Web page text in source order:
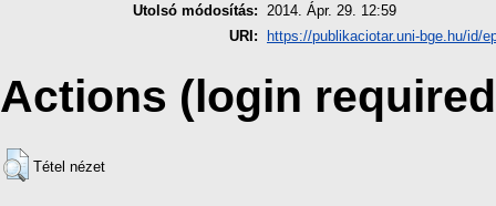
Utolsó módosítás: 2014. Ápr. 29. 12:59
URI:
https://publikaciotar.uni-bge.hu/id/
Actions (login
Tétel nézet